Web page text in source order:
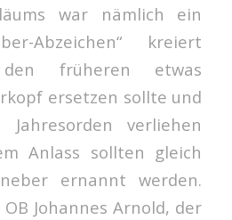
war nämlich ein
Abzeichen“ kreiert
früheren etwas
ersetzen sollte und
verliehen
Anlass sollten gleich
ernannt werden.
Johannes Arnold, der